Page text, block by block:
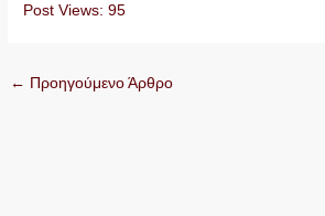
Post Views: 95
← Προηγούμενο Άρθρο